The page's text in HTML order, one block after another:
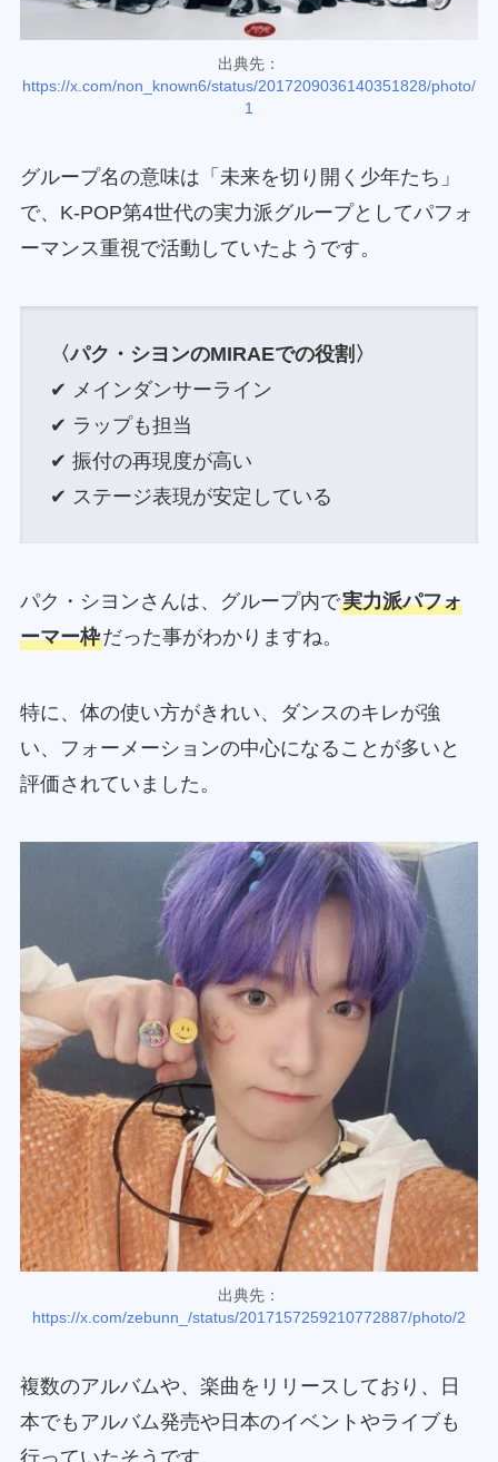
出典先：
https://x.com/non_known6/status/2017209036140351828/photo/
1
グループ名の意味は「未来を切り開く少年たち」
で、K-POP第4世代の実力派グループとしてパフォ
ーマンス重視で活動していたようです。
〈パク・シヨンのMIRAEでの役割〉
✔ メインダンサーライン
✔ ラップも担当
✔ 振付の再現度が高い
✔ ステージ表現が安定している
パク・シヨンさんは、グループ内で実力派パフォ
ーマー枠だった事がわかりますね。
特に、体の使い方がきれい、ダンスのキレが強
い、フォーメーションの中心になることが多いと
評価されていました。
出典先：
https://x.com/zebunn_/status/2017157259210772887/photo/2
複数のアルバムや、楽曲をリリースしており、日
本でもアルバム発売や日本のイベントやライブも